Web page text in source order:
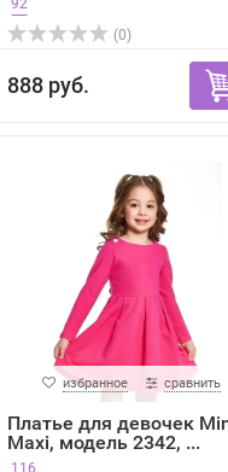
92
(0)
888 руб.
избранное сравнить
Платье для девочек
Maxi, модель 2342, ...
116